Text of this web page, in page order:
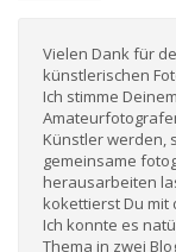
Vielen Dank für
künstlerischen
Ich stimme
Künstler werden,
gemeinsame
herausarbeiten
kokettierst Du mit
Ich konnte es
Thema in zwei